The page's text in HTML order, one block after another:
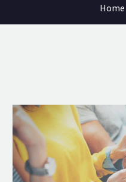
Home